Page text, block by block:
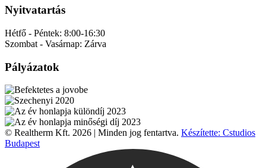
Nyitvatartás
Hétfő - Péntek: 8:00-16:30
Szombat - Vasárnap: Zárva
Pályázatok
© Realtherm Kft. 2026 | Minden jog fentartva. Készítette: Cstudios
Budapest